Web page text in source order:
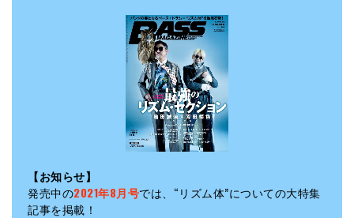
【お知らせ】
発売中の2021年8月号では、“リズム体”についての大特集
記事を掲載！